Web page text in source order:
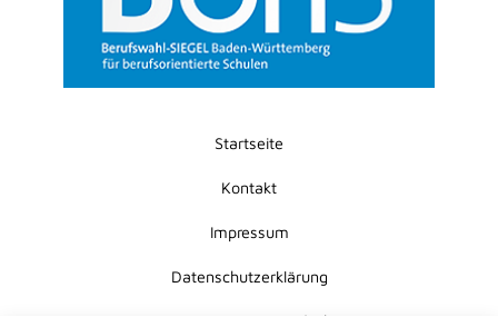
Startseite
Kontakt
Impressum
Datenschutzerklärung
Erklärung zur Barrierefreiheit